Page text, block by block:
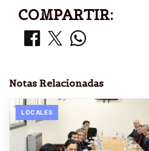
COMPARTIR:
Notas Relacionadas
LOCALES